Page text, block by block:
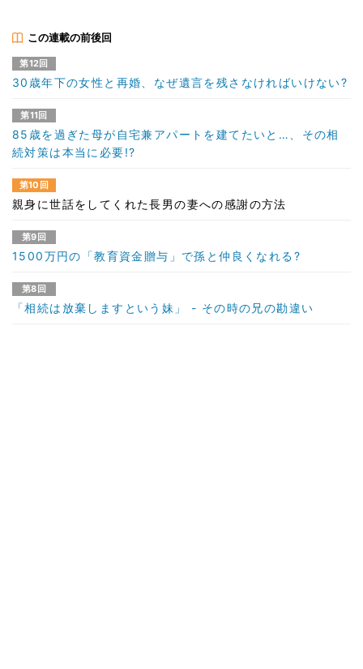
この連載の前後回
第12回
30歳年下の女性と再婚、なぜ遺言を残さなければいけない?
第11回
85歳を過ぎた母が自宅兼アパートを建てたいと…、その相
続対策は本当に必要!?
第10回
親身に世話をしてくれた長男の妻への感謝の方法
第9回
1500万円の「教育資金贈与」で孫と仲良くなれる?
第8回
「相続は放棄しますという妹」 - その時の兄の勘違い